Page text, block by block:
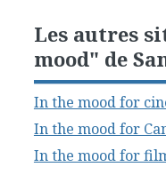
Les autres
mood" de
In the mood for
In the mood for
In the mood for